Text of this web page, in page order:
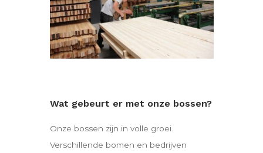
Wat gebeurt er met onze bossen?
Onze bossen zijn in volle groei.
Verschillende bomen en bedrijven